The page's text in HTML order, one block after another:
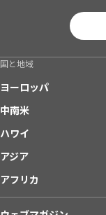
国と地域
ヨーロッパ
中南米
ハワイ
アジア
アフリカ